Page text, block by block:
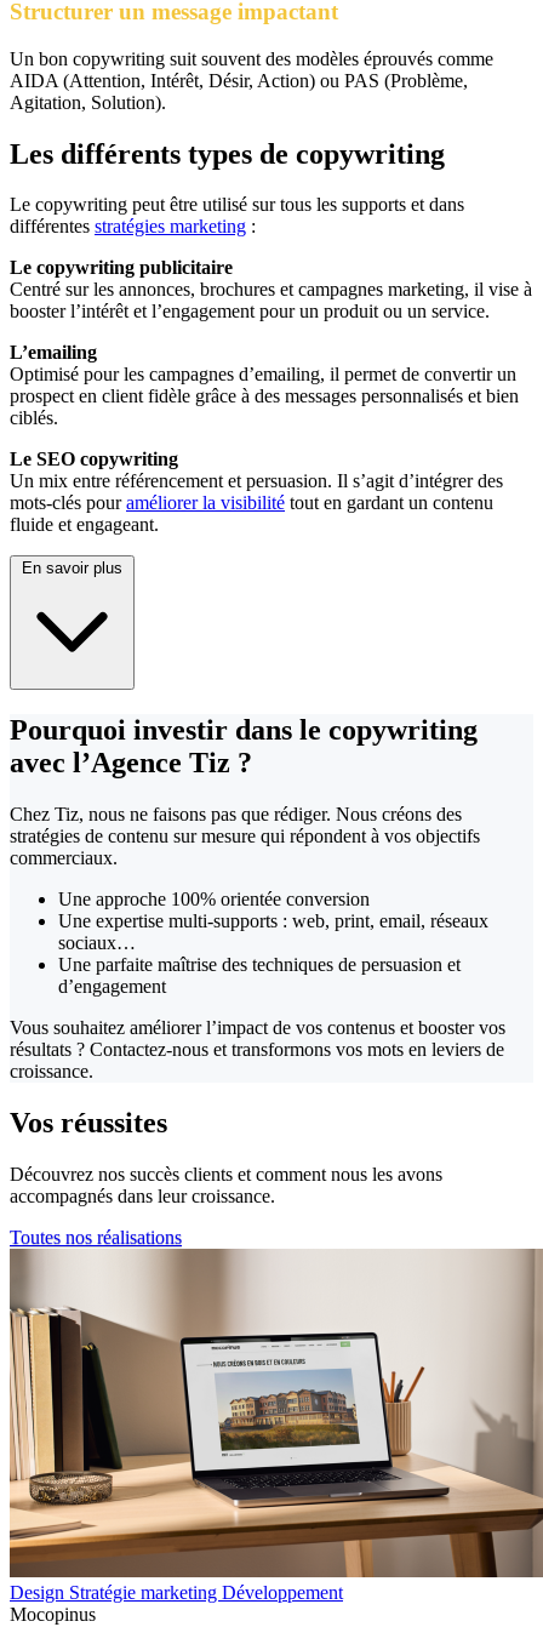
Structurer un message impactant
Un bon copywriting suit souvent des modèles éprouvés comme
AIDA (Attention, Intérêt, Désir, Action) ou PAS (Problème,
Agitation, Solution).
Les différents types de copywriting
Le copywriting peut être utilisé sur tous les supports et dans
différentes stratégies marketing :
Le copywriting publicitaire
Centré sur les annonces, brochures et campagnes marketing, il vise à
booster l’intérêt et l’engagement pour un produit ou un service.
L’emailing
Optimisé pour les campagnes d’emailing, il permet de convertir un
prospect en client fidèle grâce à des messages personnalisés et bien
ciblés.
Le SEO copywriting
Un mix entre référencement et persuasion. Il s’agit d’intégrer des
mots-clés pouraméliorer la visibilité tout en gardant un contenu
fluide et engageant.
En savoir plus
Pourquoi investir dans le copywriting
avec l’Agence Tiz ?
Chez Tiz, nous ne faisons pas que rédiger. Nous créons des
stratégies de contenu sur mesure qui répondent à vos objectifs
commerciaux.
Une approche 100% orientée conversion
Une expertise multi-supports : web, print, email, réseaux
sociaux…
Une parfaite maîtrise des techniques de persuasion et
d’engagement
Vous souhaitez améliorer l’impact de vos contenus et booster vos
résultats ? Contactez-nous et transformons vos mots en leviers de
croissance.
Vos réussites
Découvrez nos succès clients et comment nous les avons
accompagnés dans leur croissance.
Toutes nos réalisations
Design Stratégie marketing Développement
Mocopinus